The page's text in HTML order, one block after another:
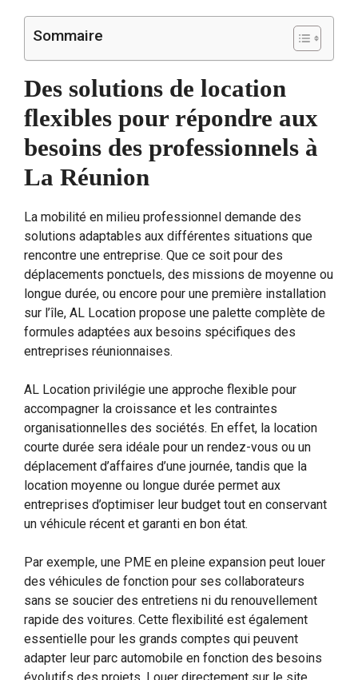
Sommaire
Des solutions de location
flexibles pour répondre aux
besoins des professionnels à
La Réunion
La mobilité en milieu professionnel demande des
solutions adaptables aux différentes situations que
rencontre une entreprise. Que ce soit pour des
déplacements ponctuels, des missions de moyenne ou
longue durée, ou encore pour une première installation
sur l’île, AL Location propose une palette complète de
formules adaptées aux besoins spécifiques des
entreprises réunionnaises.
AL Location privilégie une approche flexible pour
accompagner la croissance et les contraintes
organisationnelles des sociétés. En effet, la location
courte durée sera idéale pour un rendez-vous ou un
déplacement d’affaires d’une journée, tandis que la
location moyenne ou longue durée permet aux
entreprises d’optimiser leur budget tout en conservant
un véhicule récent et garanti en bon état.
Par exemple, une PME en pleine expansion peut louer
des véhicules de fonction pour ses collaborateurs
sans se soucier des entretiens ni du renouvellement
rapide des voitures. Cette flexibilité est également
essentielle pour les grands comptes qui peuvent
adapter leur parc automobile en fonction des besoins
évolutifs des projets. Louer directement sur le site